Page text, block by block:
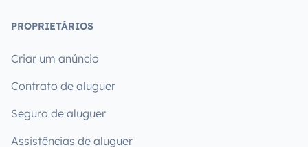
PROPRIETÁRIOS
Criar um anúncio
Contrato de aluguer
Seguro de aluguer
Assistências de aluguer